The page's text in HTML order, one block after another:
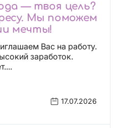
— твоя цель?
Мы поможем
в осуществлении мечты!
17.07.2026